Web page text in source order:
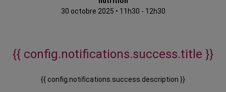
30 octobre 2025 • 11h30 - 12h30
{{ config.notifications.success.title }}
{{ config.notifications.success.description }}